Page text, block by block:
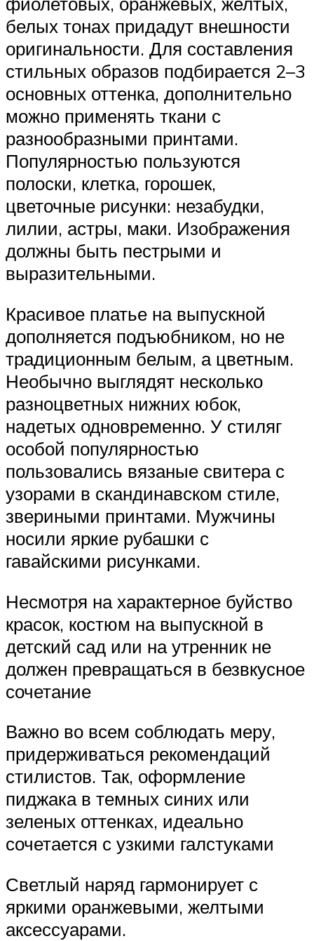
белых тонах придадут внешности
оригинальности. Для составления
стильных образов подбирается 2–3
основных оттенка, дополнительно
можно применять ткани с
разнообразными принтами.
Популярностью пользуются
полоски, клетка, горошек,
цветочные рисунки: незабудки,
лилии, астры, маки. Изображения
должны быть пестрыми и
выразительными.
Красивое платье на выпускной
дополняется подъюбником, но не
традиционным белым, а цветным.
Необычно выглядят несколько
разноцветных нижних юбок,
надетых одновременно. У стиляг
особой популярностью
пользовались вязаные свитера с
узорами в скандинавском стиле,
звериными принтами. Мужчины
носили яркие рубашки с
гавайскими рисунками.
Несмотря на характерное буйство
красок, костюм на выпускной в
детский сад или на утренник не
должен превращаться в безвкусное
сочетание
Важно во всем соблюдать меру,
придерживаться рекомендаций
стилистов. Так, оформление
пиджака в темных синих или
зеленых оттенках, идеально
сочетается с узкими галстуками
Светлый наряд гармонирует с
яркими оранжевыми, желтыми
аксессуарами.